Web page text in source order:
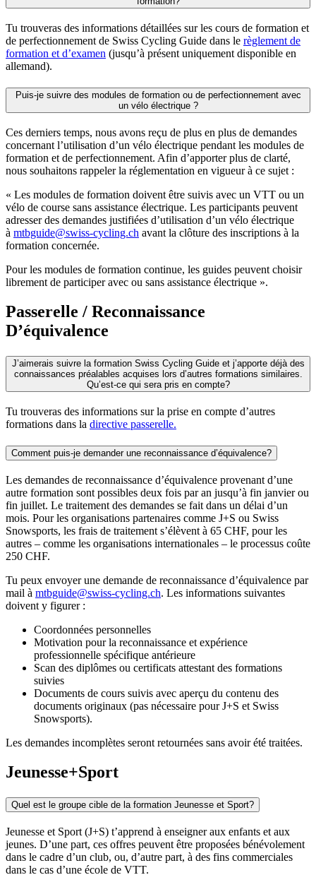
Tu trouveras des informations détaillées sur les cours de formation et
de perfectionnement de Swiss Cycling Guide dans le règlement de
formation et d’examen (jusqu’à présent uniquement disponible en
allemand).
Puis-je suivre des modules de formation ou de perfectionnement avec
un vélo électrique ?
Ces derniers temps, nous avons reçu de plus en plus de demandes
concernant l’utilisation d’un vélo électrique pendant les modules de
formation et de perfectionnement. Afin d’apporter plus de clarté,
nous souhaitons rappeler la réglementation en vigueur à ce sujet :
« Les modules de formation doivent être suivis avec un VTT ou un
vélo de course sans assistance électrique. Les participants peuvent
adresser des demandes justifiées d’utilisation d’un vélo électrique
à mtbguide@swiss-cycling.ch avant la clôture des inscriptions à la
formation concernée.
Pour les modules de formation continue, les guides peuvent choisir
librement de participer avec ou sans assistance électrique ».
Passerelle / Reconnaissance
D’équivalence
J’aimerais suivre la formation Swiss Cycling Guide et j’apporte déjà des
connaissances préalables acquises lors d’autres formations similaires.
Qu’est-ce qui sera pris en compte?
Tu trouveras des informations sur la prise en compte d’autres
formations dans la directive passerelle.
Comment puis-je demander une reconnaissance d’équivalence?
Les demandes de reconnaissance d’équivalence provenant d’une
autre formation sont possibles deux fois par an jusqu’à fin janvier ou
fin juillet. Le traitement des demandes se fait dans un délai d’un
mois. Pour les organisations partenaires comme J+S ou Swiss
Snowsports, les frais de traitement s’élèvent à 65 CHF, pour les
autres – comme les organisations internationales – le processus coûte
250 CHF.
Tu peux envoyer une demande de reconnaissance d’équivalence par
mail à mtbguide@swiss-cycling.ch. Les informations suivantes
doivent y figurer :
Coordonnées personnelles
Motivation pour la reconnaissance et expérience
professionnelle spécifique antérieure
Scan des diplômes ou certificats attestant des formations
suivies
Documents de cours suivis avec aperçu du contenu des
documents originaux (pas nécessaire pour J+S et Swiss
Snowsports).
Les demandes incomplètes seront retournées sans avoir été traitées.
Jeunesse+Sport
Quel est le groupe cible de la formation Jeunesse et Sport?
Jeunesse et Sport (J+S) t’apprend à enseigner aux enfants et aux
jeunes. D’une part, ces offres peuvent être proposées bénévolement
dans le cadre d’un club, ou, d’autre part, à des fins commerciales
dans le cas d’une école de VTT.